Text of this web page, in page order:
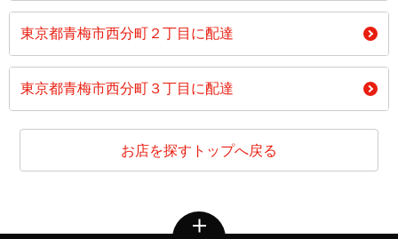
東京都青梅市西分町２丁目に配達
東京都青梅市西分町３丁目に配達
お店を探すトップへ戻る